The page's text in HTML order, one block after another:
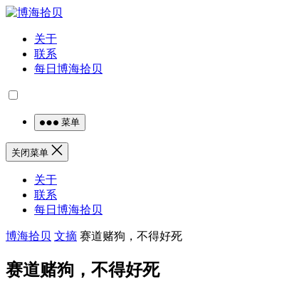
关于
联系
每日博海拾贝
菜单
关闭菜单
关于
联系
每日博海拾贝
博海拾贝 文摘 赛道赌狗，不得好死
赛道赌狗，不得好死